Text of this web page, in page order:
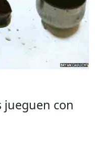
jueguen con